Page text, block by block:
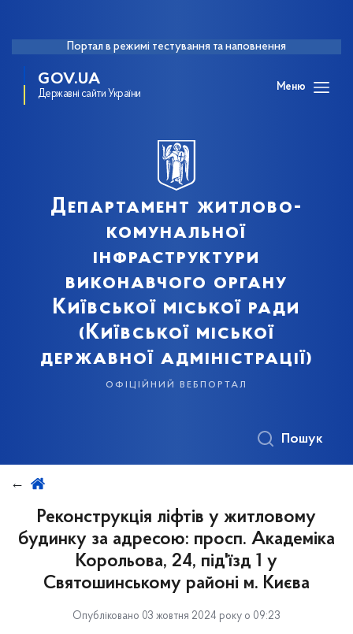
Портал в режимі тестування та наповнення
GOV.UA
Державні сайти України
Меню
Департамент житлово-
комунальної
інфраструктури
виконавчого органу
Київської міської ради
(Київської міської
державної адміністрації)
офіційний вебпортал
Пошук
Реконструкція ліфтів у житловому
будинку за адресою: просп. Академіка
Корольова, 24, під'їзд 1 у
Святошинському районі м. Києва
Опубліковано 03 жовтня 2024 року о 09:23